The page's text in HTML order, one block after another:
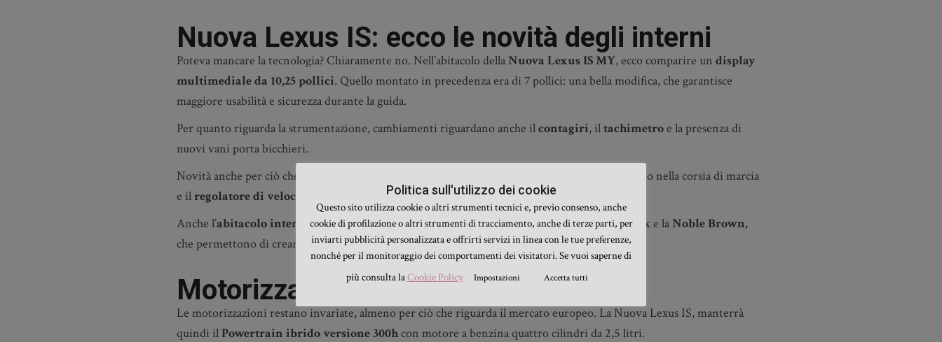
Nuova Lexus IS: ecco le novità degli interni
Poteva mancare la tecnologia? Chiaramente no. Nell’abitacolo dellaNuova Lexus IS MY, ecco comparire un display
multimediale da 10,25 pollici. Quello montato in precedenza era di 7 pollici: una bella modifica, che garantisce
maggiore usabilità e sicurezza durante la guida.
Per quanto riguarda la strumentazione, cambiamenti riguardano anche ilcontagiri, iltachimetroe la presenza di
nuovi vani porta bicchieri.
Novità anche per ciò che concerne la regolazione degli abbaglianti, il sistema che mantiene l’auto nella corsia di marcia
e ilregolatore di velocità
abbinato al radar.
Anche l’abitacolo internosi arricchisce della scelta di due nuove colorazioni: laNuance Blacke laNoble Brown,
che permettono di creare raffinate combinazioni tra gli interni e l’esterno.
Motorizzazioni: restano invariate
Le motorizzazioni restano invariate, almeno per ciò che riguarda il mercato europeo. La Nuova Lexus IS, manterrà
quindi ilPowertrain ibrido versione 300hcon motore a benzina quattro cilindri da 2,5 litri.
Politica sull'utilizzo dei cookie
Questo sito utilizza cookie o altri strumenti tecnici e, previo consenso, anche
cookie di profilazione o altri strumenti di tracciamento, anche di terze parti, per
inviarti pubblicità personalizzata e offrirti servizi in linea con le tue preferenze,
nonché per il monitoraggio dei comportamenti dei visitatori. Se vuoi saperne di
più consulta laCookie Policy Impostazioni Accetta tutti